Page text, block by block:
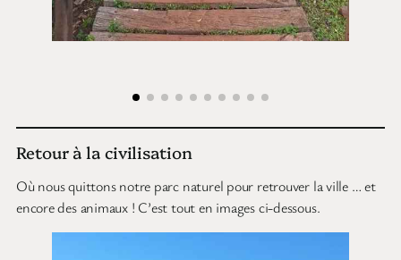
Retour à la civilisation
Où nous quittons notre parc naturel pour retrouver la ville … et
encore des animaux ! C’est tout en images ci-dessous.